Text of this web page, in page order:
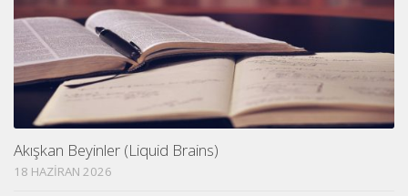
Akışkan Beyinler (Liquid Brains)
18 HAZIRAN 2026